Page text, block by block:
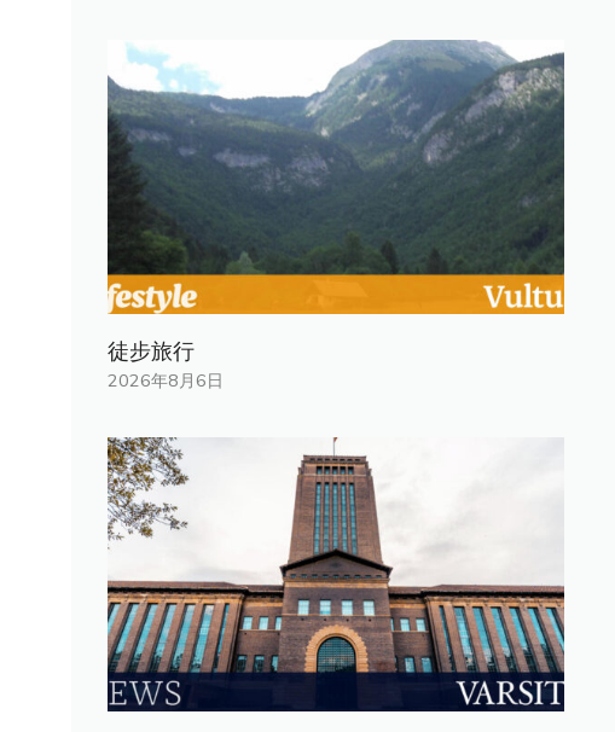
徒步旅行
2026年8月6日